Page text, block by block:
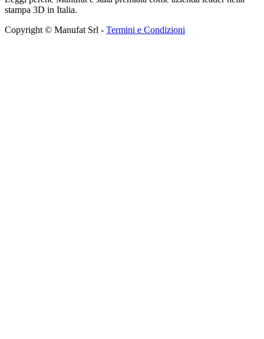
stampa 3D in Italia.
Copyright © Manufat Srl - Termini e Condizioni